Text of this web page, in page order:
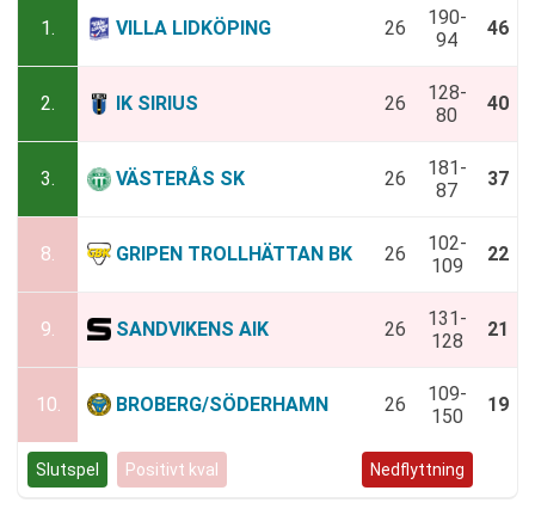
1. VILLA LIDKÖPING 26
190-
94
46
2. IK SIRIUS 26
128-
80
40
3. VÄSTERÅS SK 26
181-
87
37
8. GRIPEN TROLLHÄTTAN BK 26
102-
109
22
9. SANDVIKENS AIK 26
131-
128
21
10. BROBERG/SÖDERHAMN 26
109-
150
19
Slutspel Positivt kval Nedflyttning